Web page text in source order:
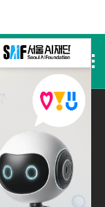
사전등록